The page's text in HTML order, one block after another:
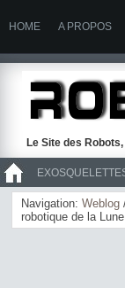
HOME A PROPOS
Le Site des
>> ROBOTS
Navigation: Weblog
robotique de la Lune